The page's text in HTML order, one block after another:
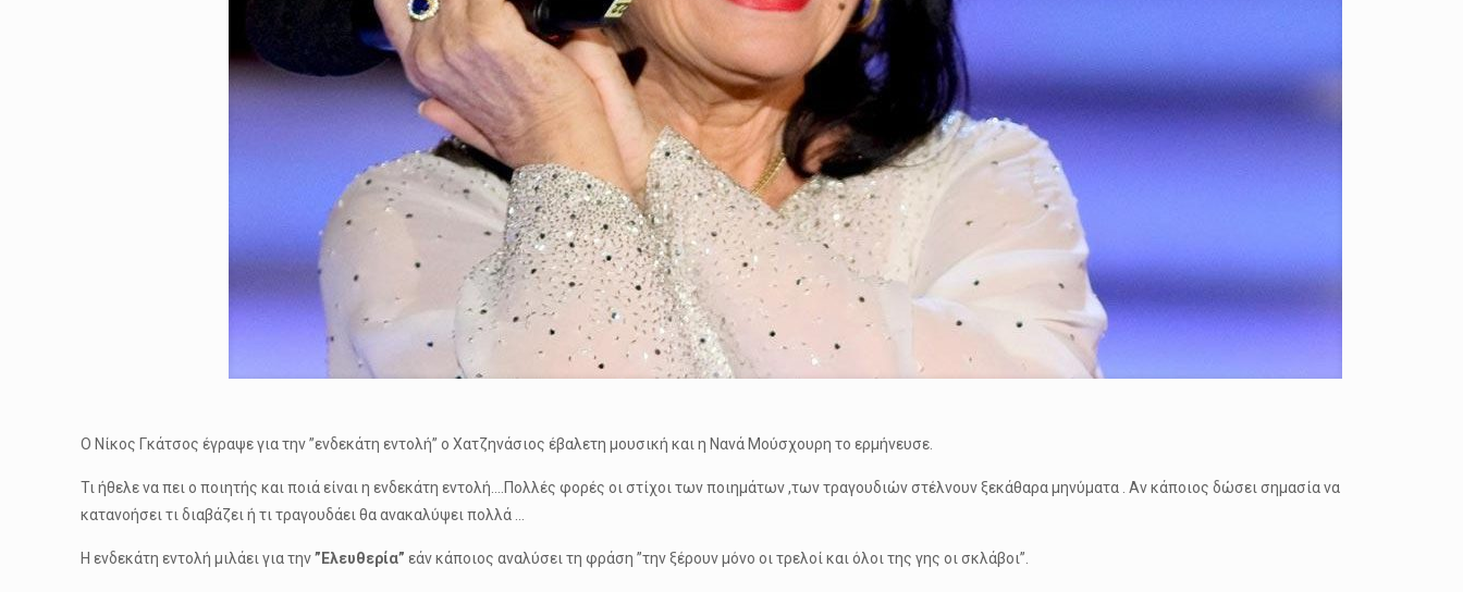
Ο Νίκος Γκάτσος έγραψε για την ”ενδεκάτη εντολή” ο Χατζηνάσιος έβαλετη μουσική και η Νανά Μούσχουρη το ερμήνευσε.
Τι ήθελε να πει ο ποιητής και ποιά είναι η ενδεκάτη εντολή….Πολλές φορές οι στίχοι των ποιημάτων ,των τραγουδιών στέλνουν ξεκάθαρα μηνύματα . Αν κάποιος δώσει σημασία να
κατανοήσει τι διαβάζει ή τι τραγουδάει θα ανακαλύψει πολλά …
Η ενδεκάτη εντολή μιλάει για την”Ελευθερία”εάν κάποιος αναλύσει τη φράση ”την ξέρουν μόνο οι τρελοί και όλοι της γης οι σκλάβοι”.